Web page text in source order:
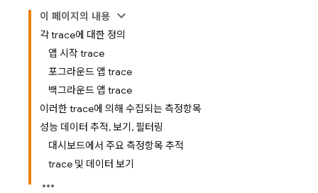
이 페이지의 내용
각 trace에 대한 정의
앱 시작 trace
포그라운드 앱 trace
백그라운드 앱 trace
이러한 trace에 의해 수집되는 측정항목
성능 데이터 추적, 보기, 필터링
대시보드에서 주요 측정항목 추적
trace 및 데이터 보기